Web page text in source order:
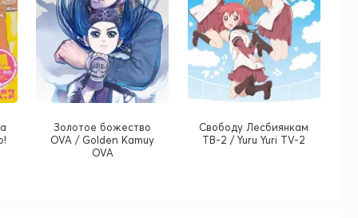
Золотое божество
OVA / Golden Kamuy
OVA
Cвободу Лесбиянкам
ТВ-2 / Yuru Yuri TV-2